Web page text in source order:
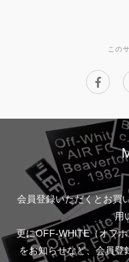
この
会員登録いただくとお買
用
更にOFF-WHITE（オフ
をお知らせなど、会員登